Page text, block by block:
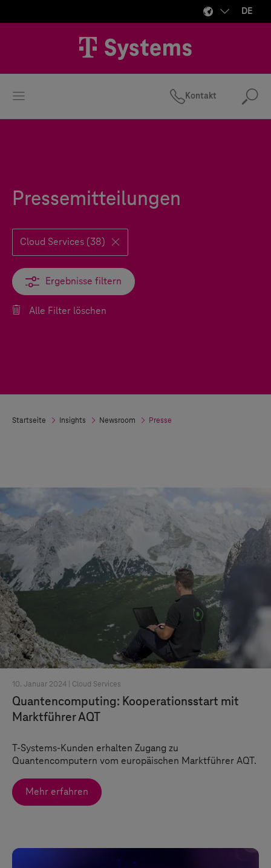
DE
Kontakt
Pressemitteilungen
Cloud Services (38)
Ergebnisse filtern
Ergebnisse filtern
Alle Filter löschen
Startseite Insights Newsroom Presse
10. Januar 2024 | Cloud Services
Quantencomputing: Kooperationsstart mit
Marktführer AQT
T-Systems-Kunden erhalten Zugang zu
Quantencomputern vom europäischen Marktführer AQT.
Mehr erfahren